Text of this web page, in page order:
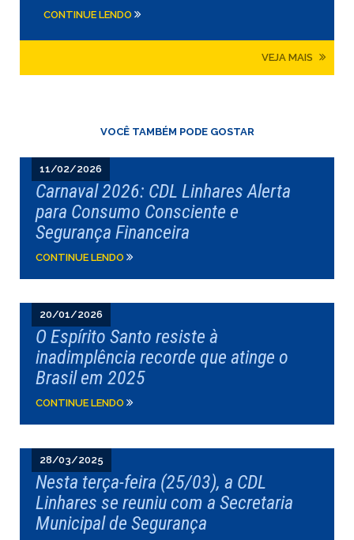
CONTINUE LENDO
VEJA MAIS
VOCÊ TAMBÉM PODE GOSTAR
11/02/2026
Carnaval 2026: CDL Linhares Alerta
para Consumo Consciente e
Segurança Financeira
CONTINUE LENDO
20/01/2026
O Espírito Santo resiste à
inadimplência recorde que atinge o
Brasil em 2025
CONTINUE LENDO
28/03/2025
Nesta terça-feira (25/03), a CDL
Linhares se reuniu com a Secretaria
Municipal de Segurança